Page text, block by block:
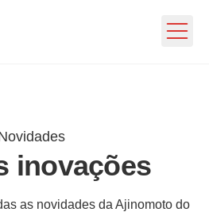
inovações
as novidades da Ajinomoto do